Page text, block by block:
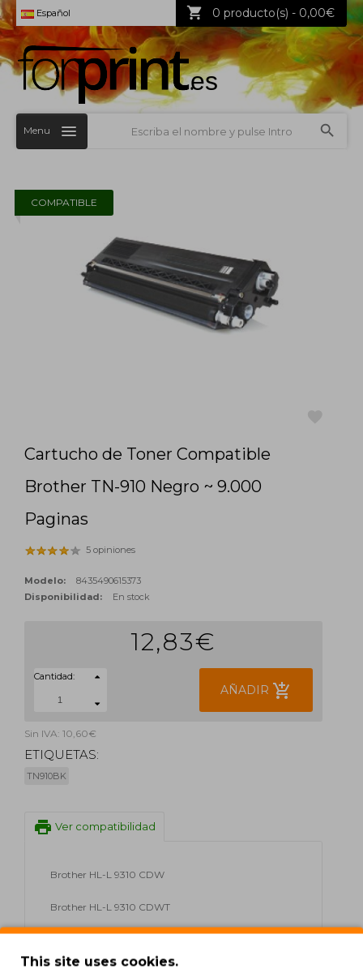
Español 0 producto(s) - 0,00€
Menu
COMPATIBLE
Cartucho de Toner Compatible
Brother TN-910 Negro ~ 9.000
Paginas
5 opiniones
Modelo:
8435490615373
Disponibilidad:
En stock
12,83€
Cantidad:
AÑADIR add_shopping_cart
Sin IVA: 10,60€
ETIQUETAS:
TN910BK
print Ver compatibilidad
Brother HL-L 9310 CDW
Brother HL-L 9310 CDWT
This site uses cookies.